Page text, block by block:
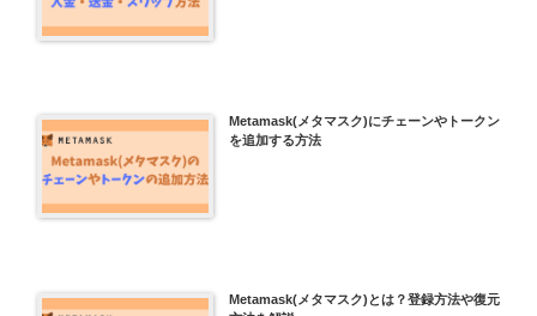
Metamask(メタマスク)にチェーンやトークン
を追加する方法
Metamask(メタマスク)とは？登録方法や復元